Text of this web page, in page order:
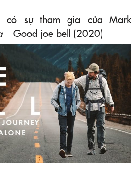
có sự tham gia của Mark
– Good joe bell (2020)